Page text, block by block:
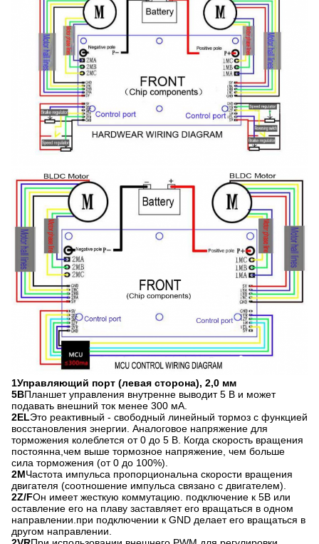
1Управляющий порт (левая сторона), 2,0 мм
5ВПланшет управления внутренне выводит 5 В и может
подавать внешний ток менее 300 мА.
2ELЭто реактивный - свободный линейный тормоз с функцией
восстановления энергии. Аналоговое напряжение для
торможения колеблется от 0 до 5 В. Когда скорость вращения
постоянна,чем выше тормозное напряжение, чем больше
сила торможения (от 0 до 100%).
2MЧастота импульса пропорциональна скорости вращения
двигателя (соотношение импульса связано с двигателем).
2Z/FОн имеет жесткую коммутацию. подключение к 5В или
оставление его на плаву заставляет его вращаться в одном
направлении.при подключении к GND делает его вращаться в
другом направлении.